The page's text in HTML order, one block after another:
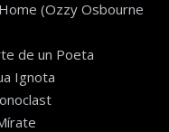
(Ozzy Osbourne
de un Poeta
Ignota